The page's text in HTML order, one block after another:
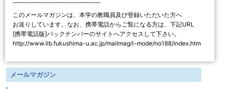
‾‾‾‾‾‾‾‾‾‾‾‾‾‾‾‾‾‾‾‾‾‾‾‾‾‾‾‾‾
このメールマガジンは、本学の教職員及び登録いただいた方へ
お送りしています。なお、携帯電話からご覧になる方は、下記URL
[携帯電話版]バックナンバーのサイトへアクセスして下さい。
http://www.lib.fukushima-u.ac.jp/mailmag/i-mode/no188/index.htm
メールマガジン